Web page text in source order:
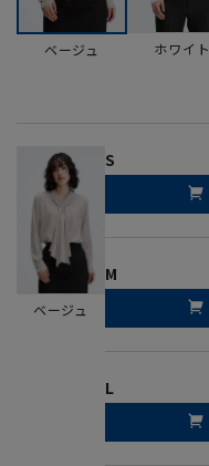
ベージュ ホワイト
ベージュ
S
M
L